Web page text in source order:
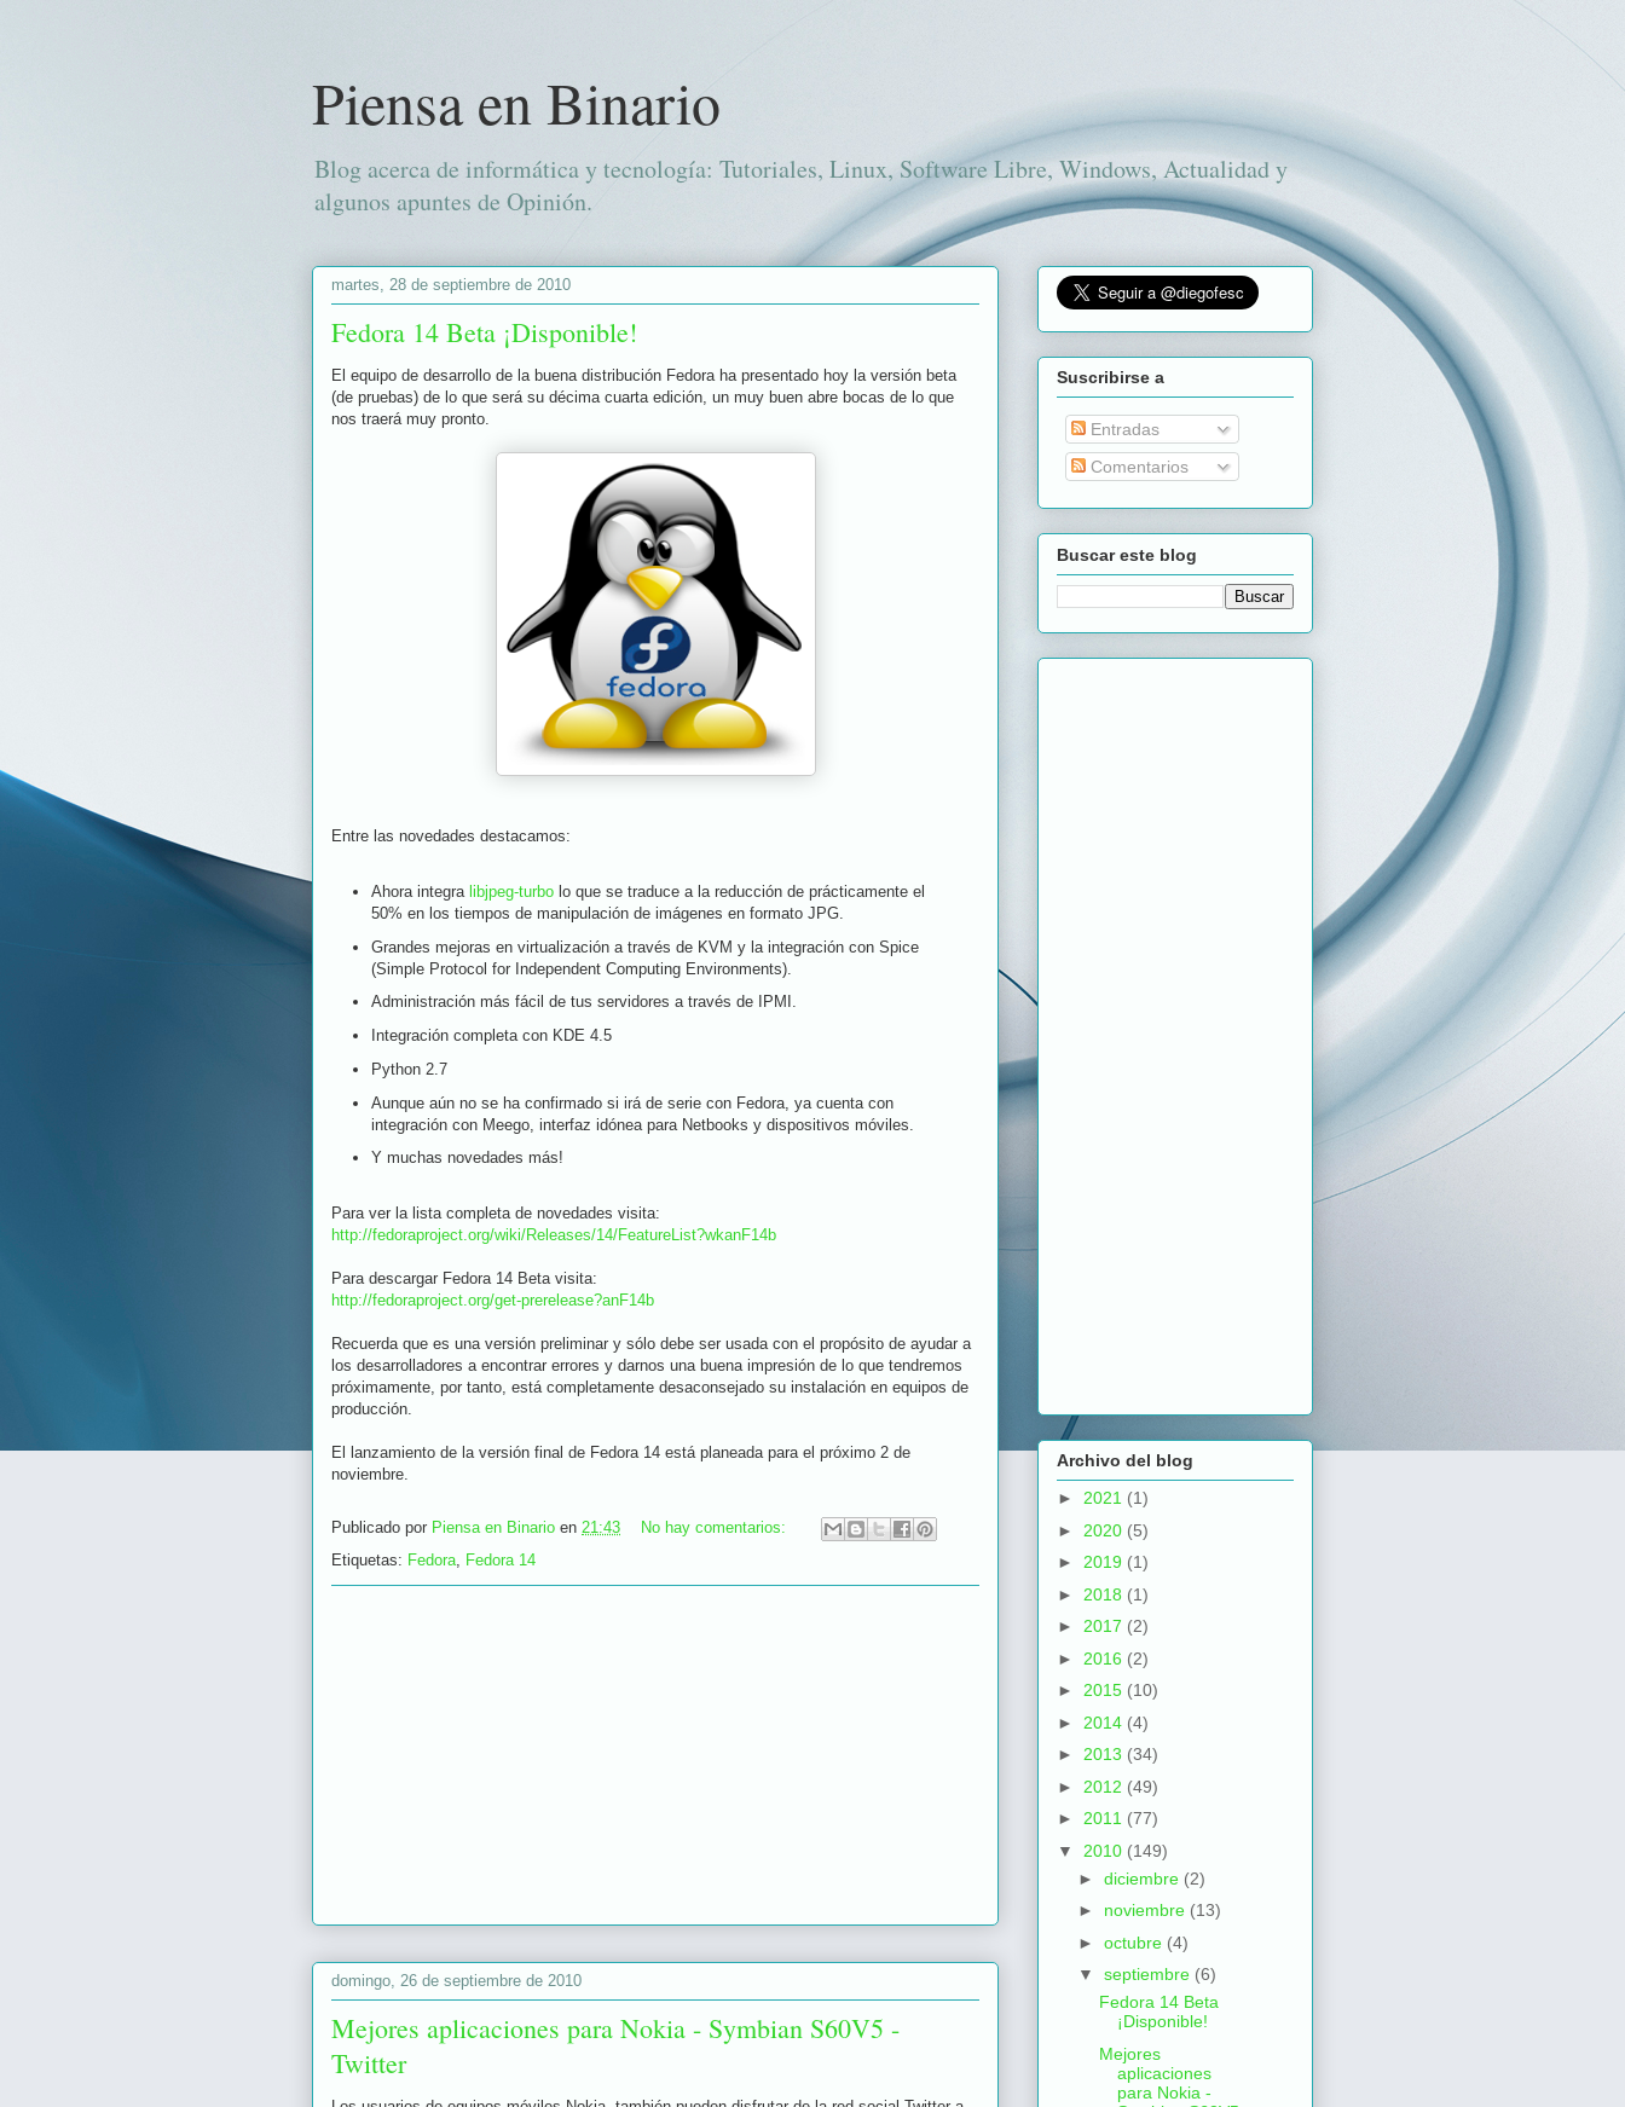
Piensa en Binario
Blog acerca de informática y tecnología: Tutoriales, Linux, Software Libre, Windows, Actualidad y
algunos apuntes de Opinión.
martes, 28 de septiembre de 2010
Fedora 14 Beta ¡Disponible!
El equipo de desarrollo de la buena distribución Fedora ha presentado hoy la versión beta
(de pruebas) de lo que será su décima cuarta edición, un muy buen abre bocas de lo que
nos traerá muy pronto.
Entre las novedades destacamos:
Ahora integra libjpeg-turbolo que se traduce a la reducción de prácticamente el
50% en los tiempos de manipulación de imágenes en formato JPG.
Grandes mejoras en virtualización a través de KVM y la integración con Spice
(Simple Protocol for Independent Computing Environments).
Administración más fácil de tus servidores a través de IPMI.
Integración completa con KDE 4.5
Python 2.7
Aunque aún no se ha confirmado si irá de serie con Fedora, ya cuenta con
integración con Meego, interfaz idónea para Netbooks y dispositivos móviles.
Y muchas novedades más!
Para ver la lista completa de novedades visita:
http://fedoraproject.org/wiki/Releases/14/FeatureList?wkanF14b
Para descargar Fedora 14 Beta visita:
http://fedoraproject.org/get-prerelease?anF14b
Recuerda que es una versión preliminar y sólo debe ser usada con el propósito de ayudar a
los desarrolladores a encontrar errores y darnos una buena impresión de lo que tendremos
próximamente, por tanto, está completamente desaconsejado su instalación en equipos de
producción.
El lanzamiento de la versión final de Fedora 14 está planeada para el próximo 2 de
noviembre.
Publicado por Piensa en Binario en 21:43
No hay comentarios:
Etiquetas: Fedora, Fedora 14
domingo, 26 de septiembre de 2010
Mejores aplicaciones para Nokia - Symbian S60V5 -
Twitter
Suscribirse a
Entradas
Comentarios
Buscar este blog
Archivo del blog
► 2021 (1)
► 2020 (5)
► 2019 (1)
► 2018 (1)
► 2017 (2)
► 2016 (2)
► 2015 (10)
► 2014 (4)
► 2013 (34)
► 2012 (49)
► 2011 (77)
▼ 2010 (149)
► diciembre (2)
► noviembre (13)
► octubre (4)
▼ septiembre (6)
Fedora 14 Beta
¡Disponible!
Mejores
aplicaciones
para Nokia -